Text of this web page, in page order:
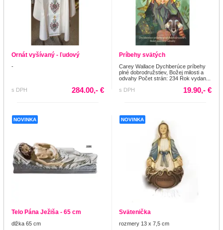
Ornát vyšívaný - ľudový
-
s DPH 284.00,- €
Príbehy svätých
Carey Wallace Dychberúce príbehy
plné dobrodružstiev, Božej milosti a
odvahy Počet strán: 234 Rok vydan...
s DPH
19.90,- €
NOVINKA
Telo Pána Ježiša - 65 cm
dlžka 65 cm
NOVINKA
Svätenička
rozmery 13 x 7,5 cm